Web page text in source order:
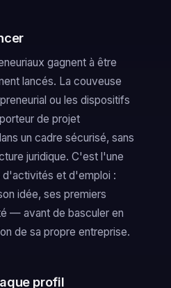
gagnent à être
lancés. La couveuse
ou les dispositifs
de projet
un cadre sécurisé, sans
juridique. C'est l'une
et d'emploi :
idée, ses premiers
— avant de basculer en
de sa propre entreprise.
profil